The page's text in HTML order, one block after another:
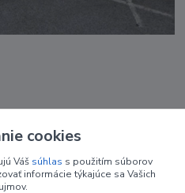
205cookies
Váš súhlas s použitím súborov
informácie týkajúce sa Vašich